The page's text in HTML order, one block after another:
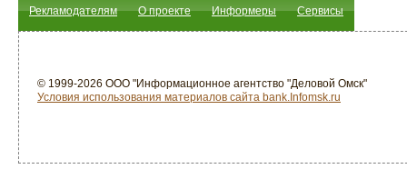
Рекламодателям О проекте Информеры Сервисы
© 1999-2026 ООО "Информационное агентство "Деловой Омск"
Условия использования материалов сайта bank.Infomsk.ru